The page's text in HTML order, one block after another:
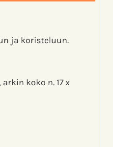
ja koristeluun.
koko n. 17 x